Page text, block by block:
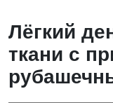
Лёгкий
ткани с